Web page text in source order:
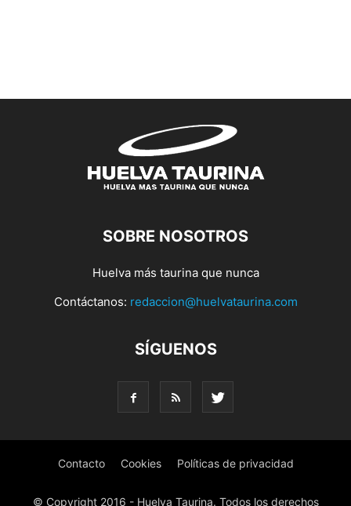
SOBRE NOSOTROS
Huelva más taurina que nunca
Contáctanos: redaccion@huelvataurina.com
SÍGUENOS
Contacto Cookies Políticas de privacidad
© Copyright 2016 - Huelva Taurina. Todos los derechos